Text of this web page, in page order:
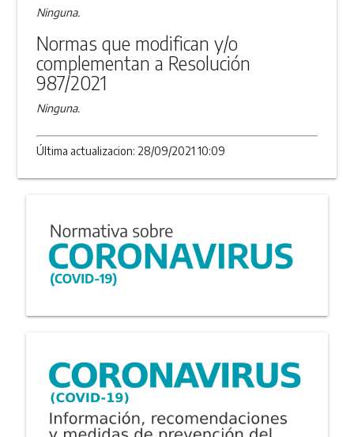
Ninguna.
Normas que modifican y/o
complementan a Resolución
987/2021
Ninguna.
Última actualizacion: 28/09/2021 10:09